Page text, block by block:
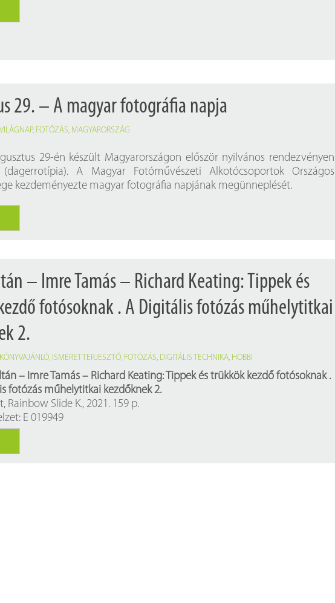
29. – A magyar fotográfia napja
VILÁGNAP, FOTÓZÁS, MAGYARORSZÁG
29-én készült Magyarországon először nyilvános rendezvényen
(dagerrotípia). A Magyar Fotóművészeti Alkotócsoportok Országos
kezdeményezte magyar fotográfia napjának megünneplését.
– Imre Tamás – Richard Keating: Tippek és
fotósoknak . A Digitális fotózás műhelytitkai
2.
KÖNYVAJÁNLÓ, ISMERETTERJESZTŐ, FOTÓZÁS, DIGITÁLIS TECHNIKA, HOBBI
– Imre Tamás – Richard Keating: Tippek és trükkök kezdő fotósoknak .
fotózás műhelytitkai kezdőknek 2.
Rainbow Slide K., 2021. 159 p.
E 019949